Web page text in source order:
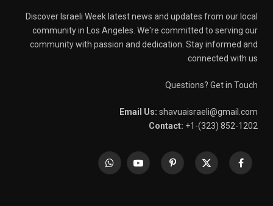
Discover Israeli Week latest news and updates from our local
community in Los Angeles. We're committed to serving our
community with passion and dedication. Stay informed and
connected with us
Questions? Get in Touch
Email Us: shavuaisraeli@gmail.com
Contact: +1-(323) 852-1202
Facebook
X
Pinterest
YouTube
WhatsApp